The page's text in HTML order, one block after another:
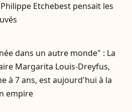
Etchebest pensait les
dans un autre monde" : La
Margarita Louis-Dreyfus,
à 7 ans, est aujourd'hui à la
empire